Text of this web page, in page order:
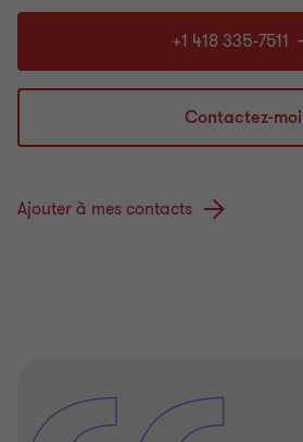
+1 418 335-7511
Contactez-moi
Ajouter à mes contacts